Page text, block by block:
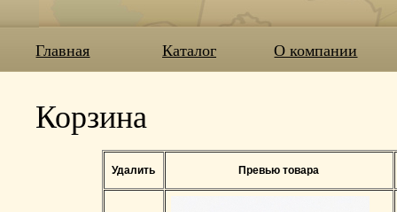
Главная Каталог О компании
Корзина
Удалить Превью товара